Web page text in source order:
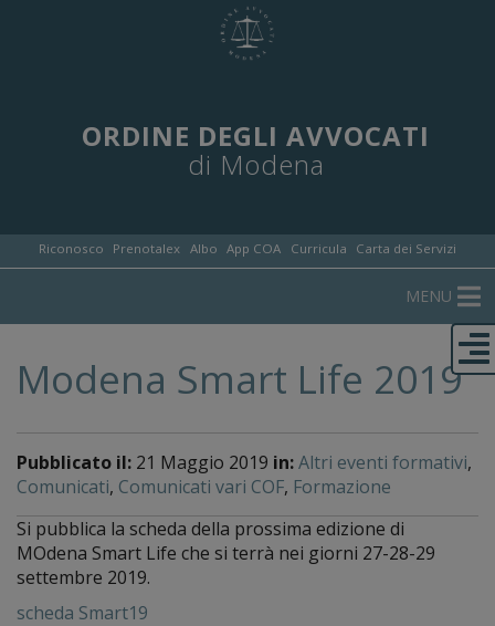
ORDINE DEGLI AVVOCATI
di Modena
Riconosco Prenotalex Albo App COA Curricula Carta dei Servizi
MENU
Modena Smart Life 2019
Pubblicato il: 21 Maggio 2019 in:Altri eventi formativi,
Comunicati, Comunicati vari COF, Formazione
Si pubblica la scheda della prossima edizione di
MOdena Smart Life che si terrà nei giorni 27-28-29
settembre 2019.
scheda Smart19